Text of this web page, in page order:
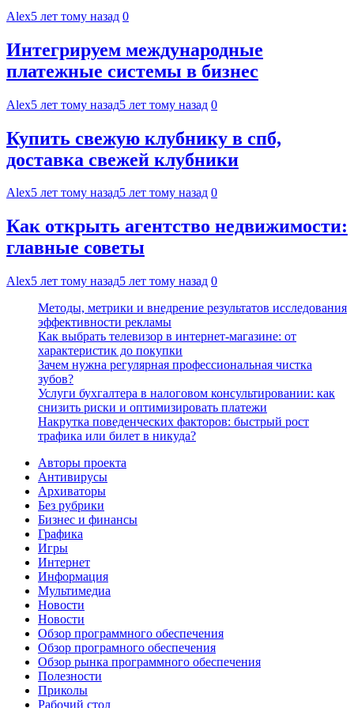
Alex5 лет тому назад 0
Интегрируем международные
платежные системы в бизнес
Alex5 лет тому назад5 лет тому назад 0
Купить свежую клубнику в спб,
доставка свежей клубники
Alex5 лет тому назад5 лет тому назад 0
Как открыть агентство недвижимости:
главные советы
Alex5 лет тому назад5 лет тому назад 0
Методы, метрики и внедрение результатов исследования
эффективности рекламы
Как выбрать телевизор в интернет-магазине: от
характеристик до покупки
Зачем нужна регулярная профессиональная чистка
зубов?
Услуги бухгалтера в налоговом консультировании: как
снизить риски и оптимизировать платежи
Накрутка поведенческих факторов: быстрый рост
трафика или билет в никуда?
Авторы проекта
Антивирусы
Архиваторы
Без рубрики
Бизнес и финансы
Графика
Игры
Интернет
Информация
Мультимедиа
Новости
Новости
Обзор программного обеспечения
Обзор програмного обеспечения
Обзор рынка программного обеспечения
Полезности
Приколы
Рабочий стол